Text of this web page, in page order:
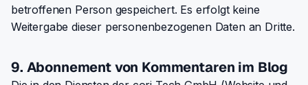
betroffenen Person gespeichert. Es erfolgt keine
Weitergabe dieser personenbezogenen Daten an Dritte.
9. Abonnement von Kommentaren im Blog